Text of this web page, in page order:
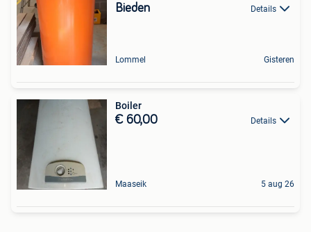
Bieden Details
Lommel Gisteren
Boiler
€ 60,00 Details
Maaseik 5 aug 26